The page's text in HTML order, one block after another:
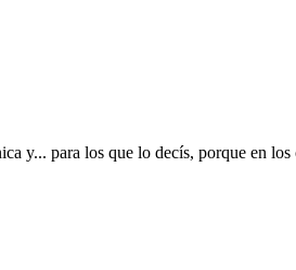
y... para los que lo decís, porque en